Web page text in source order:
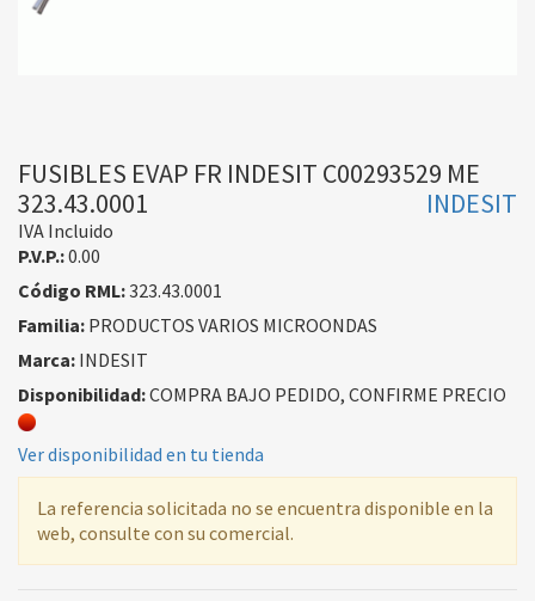
FUSIBLES EVAP FR INDESIT C00293529 ME
323.43.0001
INDESIT
IVA Incluido
P.V.P.:0.00
Código RML:323.43.0001
Familia: PRODUCTOS VARIOS MICROONDAS
Marca: INDESIT
Disponibilidad:COMPRA BAJO PEDIDO, CONFIRME PRECIO
Ver disponibilidad en tu tienda
La referencia solicitada no se encuentra disponible en la
web, consulte con su comercial.